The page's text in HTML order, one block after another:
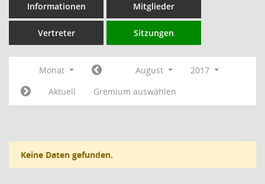
Informationen Mitglieder
Vertreter Sitzungen
Monat August
2017
Aktuell
Gremium auswählen
Keine Daten gefunden.